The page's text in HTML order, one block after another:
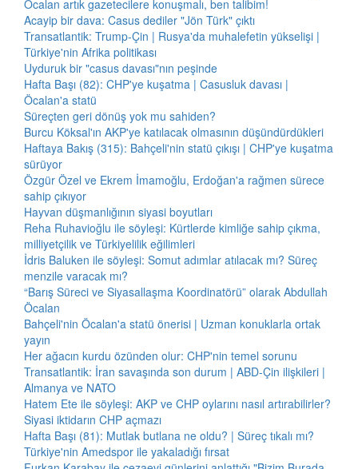
Öcalan artık gazetecilere konuşmalı, ben talibim!
Acayip bir dava: Casus dediler "Jön Türk" çıktı
Transatlantik: Trump-Çin | Rusya'da muhalefetin yükselişi |
Türkiye'nin Afrika politikası
Uyduruk bir "casus davası"nın peşinde
Hafta Başı (82): CHP'ye kuşatma | Casusluk davası |
Öcalan'a statü
Süreçten geri dönüş yok mu sahiden?
Burcu Köksal'ın AKP'ye katılacak olmasının düşündürdükleri
Haftaya Bakış (315): Bahçeli'nin statü çıkışı | CHP'ye kuşatma
sürüyor
Özgür Özel ve Ekrem İmamoğlu, Erdoğan'a rağmen sürece
sahip çıkıyor
Hayvan düşmanlığının siyasi boyutları
Reha Ruhavioğlu ile söyleşi: Kürtlerde kimliğe sahip çıkma,
milliyetçilik ve Türkiyelilik eğilimleri
İdris Baluken ile söyleşi: Somut adımlar atılacak mı? Süreç
menzile varacak mı?
“Barış Süreci ve Siyasallaşma Koordinatörü” olarak Abdullah
Öcalan
Bahçeli'nin Öcalan'a statü önerisi | Uzman konuklarla ortak
yayın
Her ağacın kurdu özünden olur: CHP'nin temel sorunu
Transatlantik: İran savaşında son durum | ABD-Çin ilişkileri |
Almanya ve NATO
Hatem Ete ile söyleşi: AKP ve CHP oylarını nasıl artırabilirler?
Siyasi iktidarın CHP açmazı
Hafta Başı (81): Mutlak butlana ne oldu? | Süreç tıkalı mı?
Türkiye'nin Amedspor ile yakaladığı fırsat